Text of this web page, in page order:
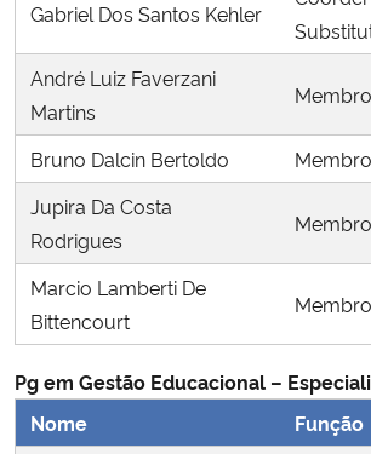
Ministério do Desenvolvimento Regional
Controladoria-Geral da União
Ministério da Mulher, da Família e dos Direitos
Secretaria-Geral
Secretaria de Governo
Gabinete de Segurança Institucional
Advocacia-Geral da União
Gabriel Dos Santos Kehler
André Luiz Faverzani
Martins
Bruno Dalcin Bertoldo
Jupira Da Costa
Rodrigues
Marcio Lamberti De
Bittencourt
Pg em Gestão Educacional –
Nome
Função